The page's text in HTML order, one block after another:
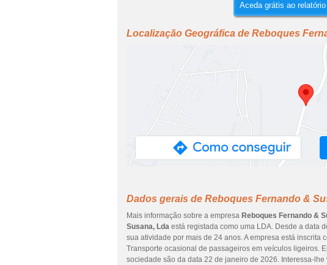
Aceda grátis ao
Localização Geográfica de Reboques
Dados gerais de Reboques Fernando &
Mais informação sobre a empresa Reboques Fernando &
Susana, Lda está registada como uma LDA. Desde a data
sua atividade por mais de 24 anos. A empresa está
Transporte ocasional de passageiros em veículos ligeiros.
sociedade são da data 22 de janeiro de 2026. Interessa-